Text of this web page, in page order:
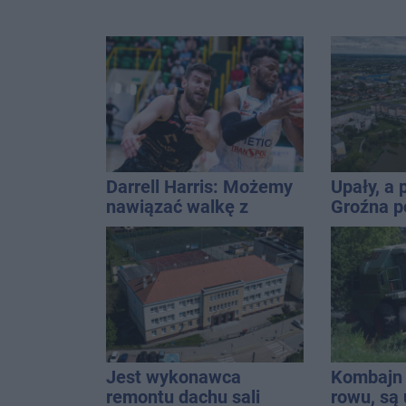
Darrell Harris: Możemy
nawiązać walkę z
każdym w tej lidze
Upały, a
Groźna
naszym
Jest wykonawca
remontu dachu sali
Kombajn
rowu, są